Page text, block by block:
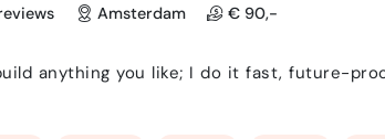
Amsterdam € 90,-
anything you like; I do it fast, future-